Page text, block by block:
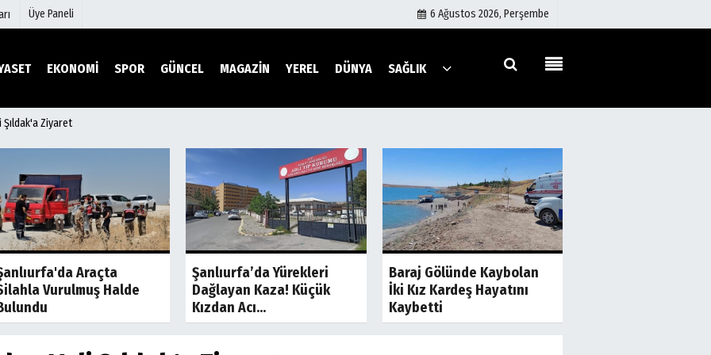
Üye Paneli 6 Ağustos 2026, Perşembe
EKONOMİ SPOR GÜNCEL MAGAZİN YEREL DÜNYA SAĞLIK
Video Galeri
Foto Galeri
Etkinlikler
İletişim
Çerez Politikası
Gizlilik İlkeleri
Ziyaret
Son Dakika
Araçta
Vurulmuş Halde
Son Dakika
Şanlıurfa’da Yürekleri
Dağlayan Kaza! Küçük
Kızdan Acı...
Son Dakika
Baraj Gölünde Kaybolan
İki Kız Kardeş Hayatını
Kaybetti